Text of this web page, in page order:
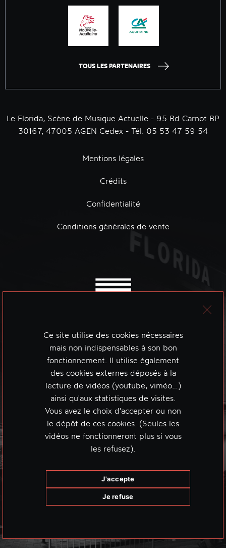
TOUS LES PARTENAIRES
Le Florida, Scène de Musique Actuelle - 95 Bd Carnot BP
30167, 47005 AGEN Cedex - Tél. 05 53 47 59 54
Mentions légales
Crédits
Confidentialité
Conditions générales de vente
Ce site utilise des cookies nécessaires
mais non indispensables à son bon
fonctionnement. Il utilise également
des cookies externes déposés à la
lecture de vidéos (youtube, viméo…)
ainsi qu'aux statistiques de visites.
Vous avez le choix d'accepter ou non
le dépôt de ces cookies. (Seules les
vidéos ne fonctionneront plus si vous
les refusez).
J'accepte
Je refuse